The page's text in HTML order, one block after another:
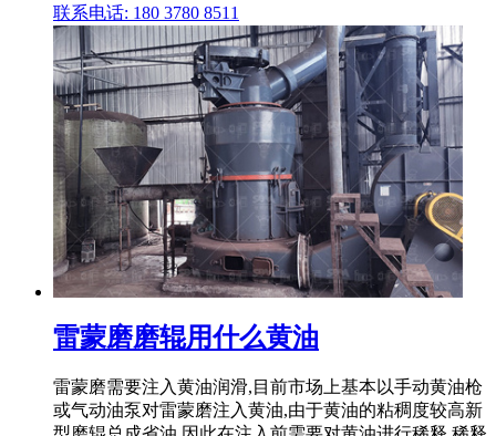
联系电话: 180 3780 8511
雷蒙磨磨辊用什么黄油
雷蒙磨需要注入黄油润滑,目前市场上基本以手动黄油枪
或气动油泵对雷蒙磨注入黄油,由于黄油的粘稠度较高新